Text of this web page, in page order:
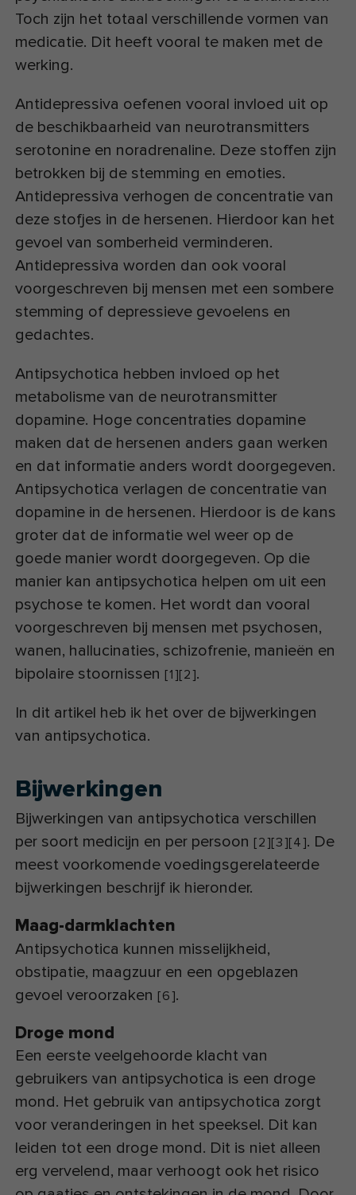
Toch zijn het totaal verschillende vormen van
medicatie. Dit heeft vooral te maken met de
werking.
Antidepressiva oefenen vooral invloed uit op
de beschikbaarheid van neurotransmitters
serotonine en noradrenaline. Deze stoffen zijn
betrokken bij de stemming en emoties.
Antidepressiva verhogen de concentratie van
deze stofjes in de hersenen. Hierdoor kan het
gevoel van somberheid verminderen.
Antidepressiva worden dan ook vooral
voorgeschreven bij mensen met een sombere
stemming of depressieve gevoelens en
gedachtes.
Antipsychotica hebben invloed op het
metabolisme van de neurotransmitter
dopamine. Hoge concentraties dopamine
maken dat de hersenen anders gaan werken
en dat informatie anders wordt doorgegeven.
Antipsychotica verlagen de concentratie van
dopamine in de hersenen. Hierdoor is de kans
groter dat de informatie wel weer op de
goede manier wordt doorgegeven. Op die
manier kan antipsychotica helpen om uit een
psychose te komen. Het wordt dan vooral
voorgeschreven bij mensen met psychosen,
wanen, hallucinaties, schizofrenie, manieën en
bipolaire stoornissen [1][2].
In dit artikel heb ik het over de bijwerkingen
van antipsychotica.
Bijwerkingen
Bijwerkingen van antipsychotica verschillen
per soort medicijn en per persoon [2][3][4]. De
meest voorkomende voedingsgerelateerde
bijwerkingen beschrijf ik hieronder.
Maag-darmklachten
Antipsychotica kunnen misselijkheid,
obstipatie, maagzuur en een opgeblazen
gevoel veroorzaken [6].
Droge mond
Een eerste veelgehoorde klacht van
gebruikers van antipsychotica is een droge
mond. Het gebruik van antipsychotica zorgt
voor veranderingen in het speeksel. Dit kan
leiden tot een droge mond. Dit is niet alleen
erg vervelend, maar verhoogt ook het risico